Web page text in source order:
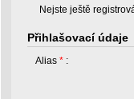
Nejste ještě
Přihlašovací údaje
Alias * :